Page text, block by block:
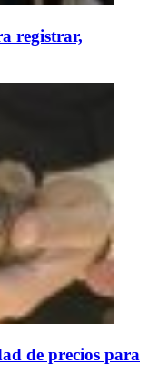
registrar,
de precios para